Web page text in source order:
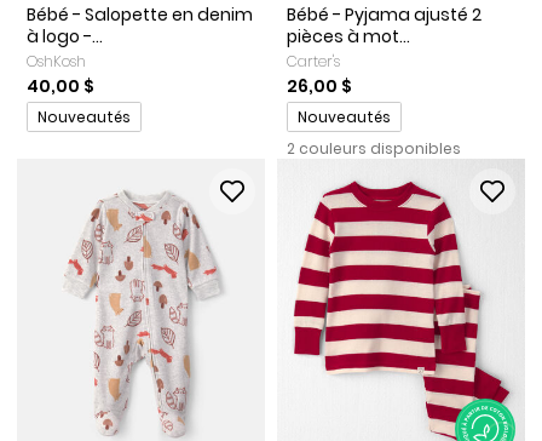
Bébé - Salopette en denim
à logo -...
OshKosh
40,00 $
Promotions
Nouveautés
Bébé - Pyjama ajusté 2
pièces à mot...
Carter's
26,00 $
Promotions
Nouveautés
2 couleurs disponibles